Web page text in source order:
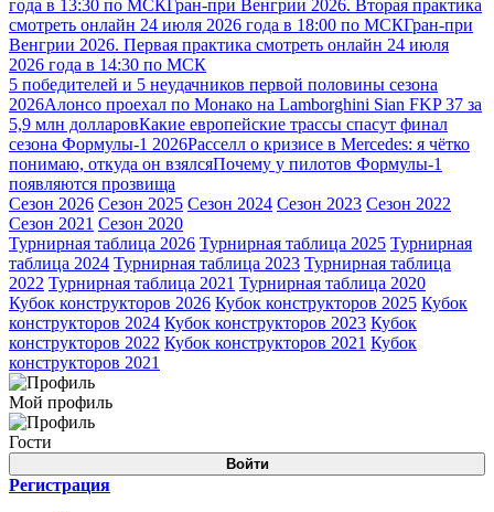
года в 13:30 по МСКГран-при Венгрии 2026. Вторая практика
смотреть онлайн 24 июля 2026 года в 18:00 по МСКГран-при
Венгрии 2026. Первая практика смотреть онлайн 24 июля
2026 года в 14:30 по МСК
5 победителей и 5 неудачников первой половины сезона
2026Алонсо проехал по Монако на Lamborghini Sian FKP 37 за
5,9 млн долларовКакие европейские трассы спасут финал
сезона Формулы-1 2026Расселл о кризисе в Mercedes: я чётко
понимаю, откуда он взялсяПочему у пилотов Формулы-1
появляются прозвища
Сезон 2026 Сезон 2025 Сезон 2024 Сезон 2023 Сезон 2022
Сезон 2021 Сезон 2020
Турнирная таблица 2026 Турнирная таблица 2025 Турнирная
таблица 2024 Турнирная таблица 2023 Турнирная таблица
2022 Турнирная таблица 2021 Турнирная таблица 2020
Кубок конструкторов 2026 Кубок конструкторов 2025 Кубок
конструкторов 2024 Кубок конструкторов 2023 Кубок
конструкторов 2022 Кубок конструкторов 2021 Кубок
конструкторов 2021
Мой профиль
Гости
Войти
Регистрация